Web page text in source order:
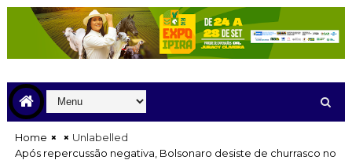
Home
Unlabelled
Após repercussão negativa, Bolsonaro desiste de churrasco no